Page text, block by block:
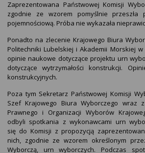
Zaprezentowana Państwowej Komisji
zgodnie ze wzorem pomyślnie przeszła
pojemnościową. Próba nie wykazała
Ponadto na zlecenie Krajowego Biura
Politechniki Lubelskiej i Akademii Morskiej
opinie naukowe dotyczące projektu urn
dotyczące wytrzymałości konstrukcji.
konstrukcyjnych.
Poza tym Sekretarz Państwowej Komisji
Szef Krajowego Biura Wyborczego wraz
Prawnego i Organizacji Wyborów
odbyli spotkania z wykonawcami urn
się do Komisji z propozycją
nich, zgodnie ze wzorem określonym
Wyborczą, urn wyborczych. Podczas